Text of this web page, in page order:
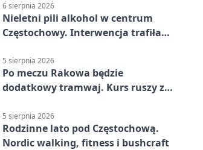
6 sierpnia 2026
Nieletni pili alkohol w centrum
Częstochowy. Interwencja trafiła
5 sierpnia 2026
Po meczu Rakowa będzie
dodatkowy tramwaj. Kurs ruszy ze
5 sierpnia 2026
Rodzinne lato pod Częstochową.
Nordic walking, fitness i bushcraft